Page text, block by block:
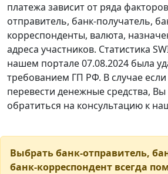
платежа зависит от ряда
отправитель, банк-получатель,
корреспонденты, валюта,
адреса участников. Статистика
нашем портале 07.08.2024 была
требованием ГП РФ. В случае
перевести денежные средства,
обратиться на консультацию к
Выбрать банк-отправитель,
банк-корреспондент всегда